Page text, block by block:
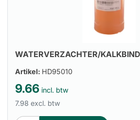
WATERVERZACHTER/
Artikel: HD95010
9.66 incl. btw
7.98 excl. btw